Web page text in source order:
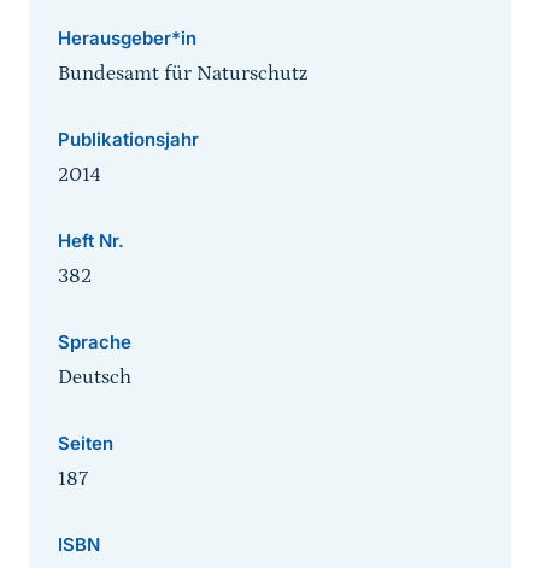
Herausgeber*in
Bundesamt für Naturschutz
Publikationsjahr
2014
Heft Nr.
382
Sprache
Deutsch
Seiten
187
ISBN